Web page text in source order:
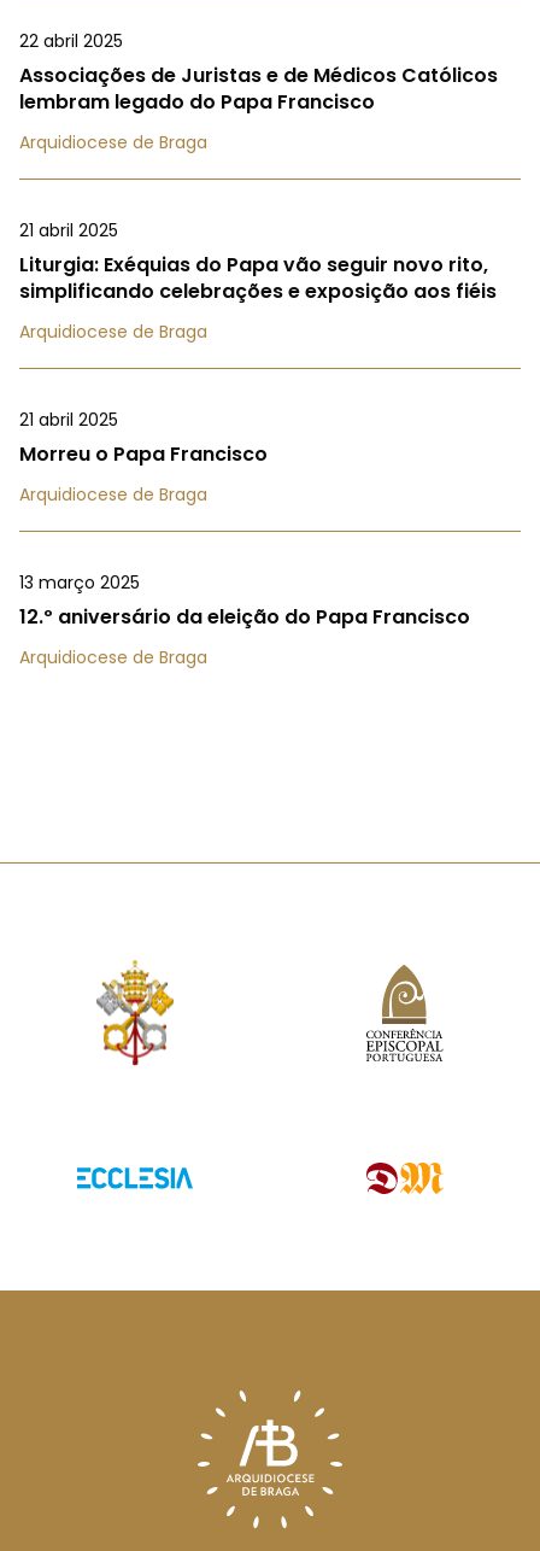
22 abril 2025
Associações de Juristas e de Médicos Católicos
lembram legado do Papa Francisco
Arquidiocese de Braga
21 abril 2025
Liturgia: Exéquias do Papa vão seguir novo rito,
simplificando celebrações e exposição aos fiéis
Arquidiocese de Braga
21 abril 2025
Morreu o Papa Francisco
Arquidiocese de Braga
13 março 2025
12.º aniversário da eleição do Papa Francisco
Arquidiocese de Braga